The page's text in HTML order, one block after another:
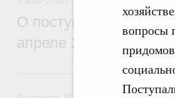
вопросы
О поступивших в
апреле 2026 года